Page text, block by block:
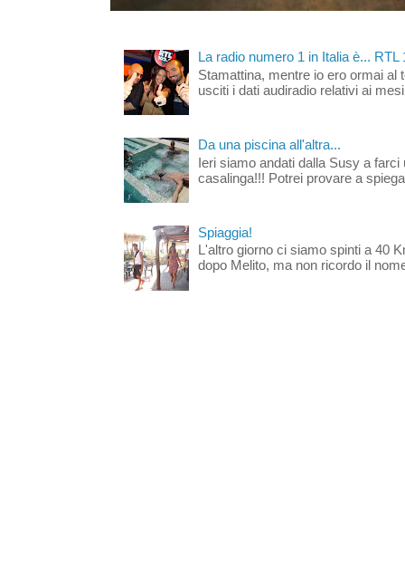
La radio numero 1 in Italia è... RTL
Stamattina, mentre io ero ormai al
usciti i dati audiradio relativi ai
Da una piscina all'altra...
Ieri siamo andati dalla Susy a
casalinga!!! Potrei provare a
Spiaggia!
L'altro giorno ci siamo spinti a 40
dopo Melito, ma non ricordo il